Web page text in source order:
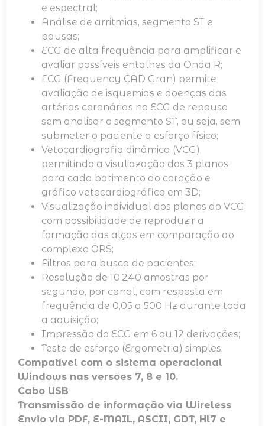
e espectral;
Análise de arritmias, segmento ST e
pausas;
ECG de alta frequência para amplificar e
avaliar possíveis entalhes da Onda R;
FCG (Frequency CAD Gran) permite
avaliação de isquemias e doenças das
artérias coronárias no ECG de repouso
sem analisar o segmento ST, ou seja, sem
submeter o paciente a esforço físico;
Vetocardiografia dinâmica (VCG),
permitindo a visuliazação dos 3 planos
para cada batimento do coração e
gráfico vetocardiográfico em 3D;
Visualização individual dos planos do VCG
com possibilidade de reproduzir a
formação das alças em comparação ao
complexo QRS;
Filtros para busca de pacientes;
Resolução de 10.240 amostras por
segundo, por canal, com resposta em
frequência de 0,05 a 500 Hz durante toda
a aquisição;
Impressão do ECG em 6 ou 12 derivações;
Teste de esforço (Ergometria) simples.
Compatível com o sistema operacional
Windows nas versões 7, 8 e 10.
Cabo USB
Transmissão de informação via Wireless
Envio via PDF, E-MAIL, ASCII, GDT, Hl7 e